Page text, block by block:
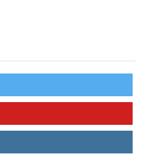
regional nos respaldaron
asegura Gustavo Duque
NACIONALES
TITULARES